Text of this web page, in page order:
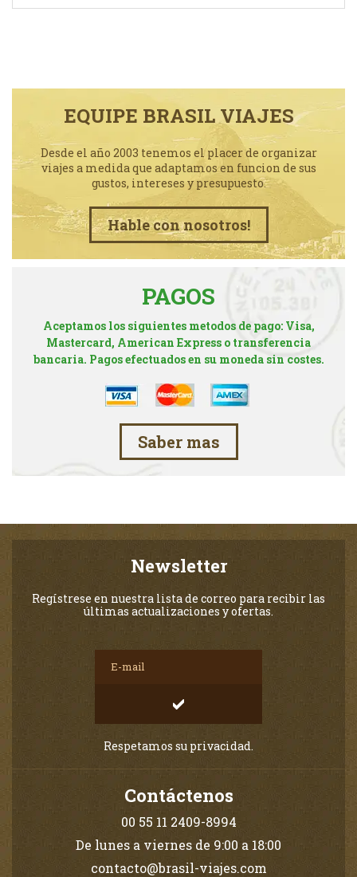
EQUIPE BRASIL VIAJES
Desde el año 2003 tenemos el placer de organizar
viajes a medida que adaptamos en funcion de sus
gustos, intereses y presupuesto.
Hable con nosotros!
PAGOS
Aceptamos los siguientes metodos de pago: Visa,
Mastercard, American Express o transferencia
bancaria. Pagos efectuados en su moneda sin costes.
Saber mas
Newsletter
Regístrese en nuestra lista de correo para recibir las
últimas actualizaciones y ofertas.
Respetamos su privacidad.
Contáctenos
00 55 11 2409-8994
De lunes a viernes de 9:00 a 18:00
contacto@brasil-viajes.com